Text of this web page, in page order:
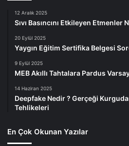
12 Aralık 2025
Sıvı Basıncını Etkileyen Etmenler
20 Eylül 2025
Yaygın Eğitim Sertifika Belgesi
9 Eylül 2025
MEB Akıllı Tahtalara Pardus
14 Haziran 2025
Deepfake Nedir ? Gerçeği
Tehlikeleri
En Çok Okunan Yazılar